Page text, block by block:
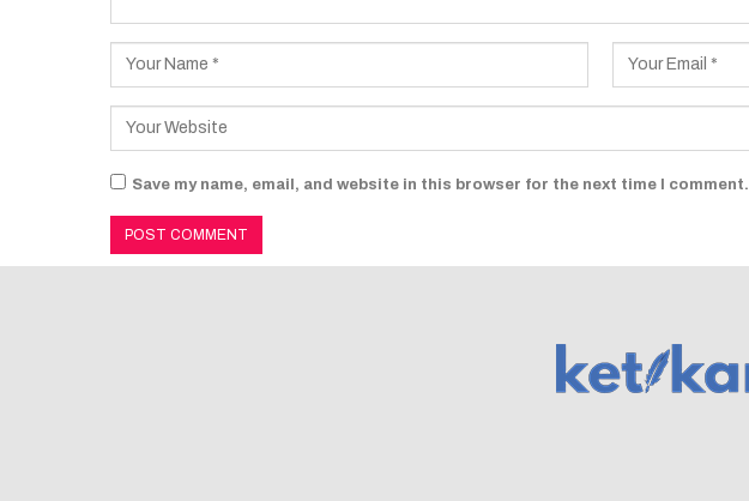
Save my name, email, and website in this browser for the next time I comment.